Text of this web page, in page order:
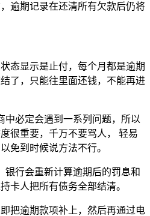
逾期记录在还清所有欠款后仍将
态显示是止付，每个月都是逾期
了，只能往里面还钱，不能再进
中必定会遇到一系列问题，所以
很重要，千万不要骂人， 轻易
免到时候说方法不行。
银行会重新计算逾期后的罚息和
卡人把所有债务全部结清。
把逾期款项补上，然后再通过电